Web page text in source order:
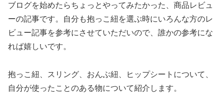
ブログを始めたらちょっとやってみたかった、商品レビュ
ーの記事です。自分も抱っこ紐を選ぶ時にいろんな方のレ
ビュー記事を参考にさせていただいので、誰かの参考にな
れば嬉しいです。
抱っこ紐、スリング、おんぶ紐、ヒップシートについて、
自分が使ったことのある物について紹介します。